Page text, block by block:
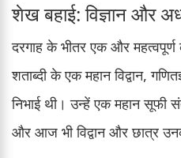
शेख बहाई: विज्ञान और
दरगाह के भीतर एक और
शताब्दी के एक महान विद्वान,
निभाई थी। उन्हें एक महान सूफी
और आज भी विद्वान और छात्र